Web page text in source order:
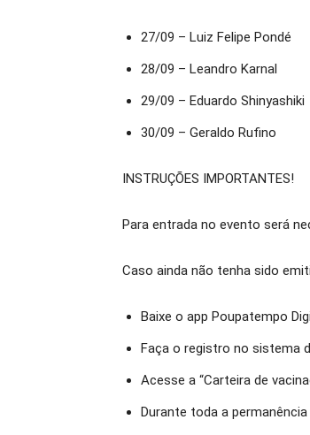
27/09 – Luiz Felipe Pondé
28/09 – Leandro Karnal
29/09 – Eduardo Shinyashiki
30/09 – Geraldo Rufino
INSTRUÇÕES IMPORTANTES!
Para entrada no evento será
Caso ainda não tenha sido
Baixe o app Poupatempo
Faça o registro no sistema
Acesse a “Carteira de
Durante toda a